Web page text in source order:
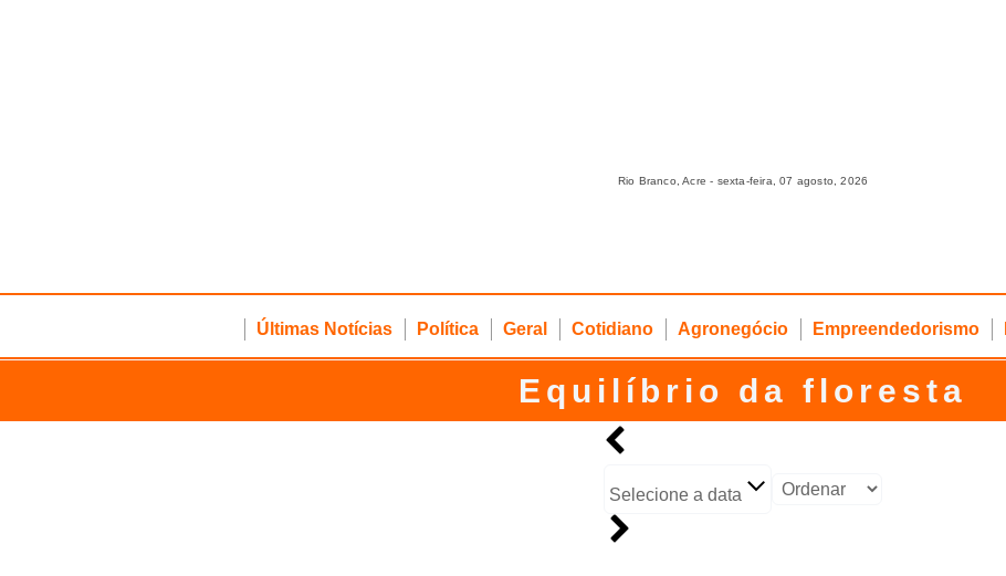
Rio Branco, Acre - sexta-feira, 07 agosto, 2026
Últimas Notícias Política Geral Cotidiano Agronegócio Empreendedorismo
Equilíbrio da floresta
Selecione a data